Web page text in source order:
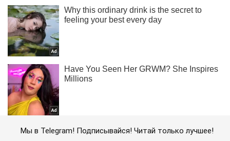
Мы в Telegram! Подписывайся! Читай только лучшее!